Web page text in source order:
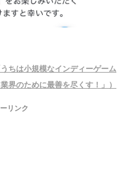
ちは小規模なインディーゲーム
界のために最善を尽くす！」）
リンク